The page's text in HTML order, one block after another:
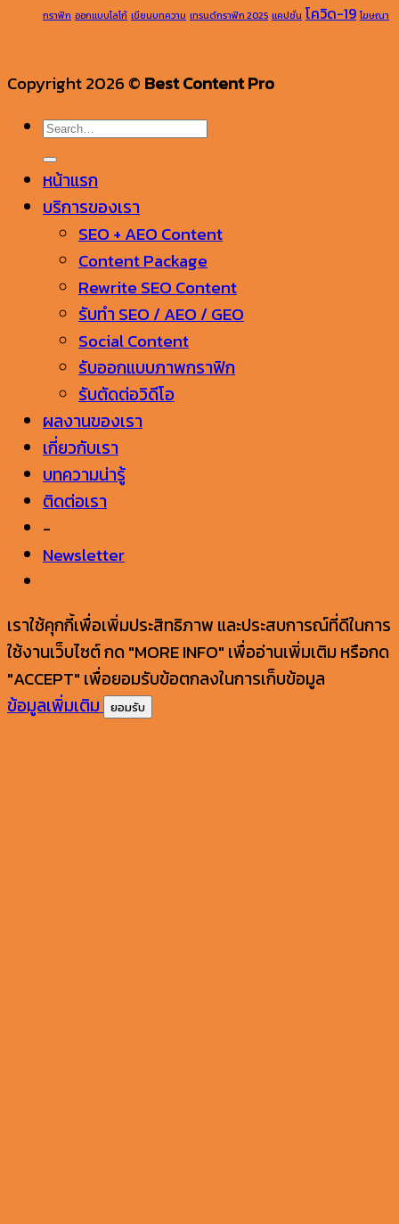
กราฟิก ออกแบบโลโก้ เขียนบทความ เทรนด์กราฟิก 2025 แคปชั่น โควิด-19 โฆษณา
Copyright 2026 © Best Content Pro
หน้าแรก
บริการของเรา
SEO + AEO Content
Content Package
Rewrite SEO Content
รับทำ SEO / AEO / GEO
Social Content
รับออกแบบภาพกราฟิก
รับตัดต่อวิดีโอ
ผลงานของเรา
เกี่ยวกับเรา
บทความน่ารู้
ติดต่อเรา
-
Newsletter
เราใช้คุกกี้เพื่อเพิ่มประสิทธิภาพ และประสบการณ์ที่ดีในการ
ใช้งานเว็บไซต์ กด "MORE INFO" เพื่ออ่านเพิ่มเติม หรือกด
"ACCEPT" เพื่อยอมรับข้อตกลงในการเก็บข้อมูล
ข้อมูลเพิ่มเติม ยอมรับ